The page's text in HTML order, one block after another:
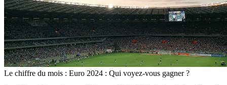
Le chiffre du mois : Euro 2024 : Qui voyez-vous gagner ?